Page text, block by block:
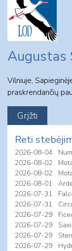
content
Augustas
Vilniuje,
praskrendančių
Reti
2026-08-04
2026-08-02
2026-08-02
2026-08-01
2026-07-31
2026-07-31
2026-07-29
2026-07-29
2026-07-29
2026-07-29